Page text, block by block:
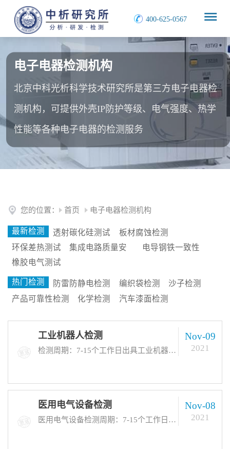
400-625-0567
电子电器检测机构
北京中科光析科学技术研究所是第三方电子电器检
测机构，可提供外壳IP防护等级、电气强度、热学
性能等各种电子电器的检测服务
您的位置： 首页 电子电器检测机构
最新检测 透射碳化硅测试
板材腐蚀检测
环保差热测试
集成电路质量安
电导钢铁一致性
橡胶电气测试
热门检测 防雷防静电检测 编织袋检测
沙子检测
产品可靠性检测
化学检测 汽车漆面检测
工业机器人检测
检测周期：7-15个工作日出具工业机器人测试报告。北京中科光析科学技术研究所，可为您出具各种工业机器人检测报告
Nov-09
2021
医用电气设备检测
医用电气设备检测周期：7-15个工作日出具测试报告。北京中科光析科学技术研究所，可为您出具各种医用电气设备检测报告 医用电气设备检测标准GB 9706.1-2007 、BS 5724-3-12-1991、BS 5724-3-26-1990、CEI 56-42-2000、 DIN EN 60601-2-34-2001... ...
Nov-08
2021